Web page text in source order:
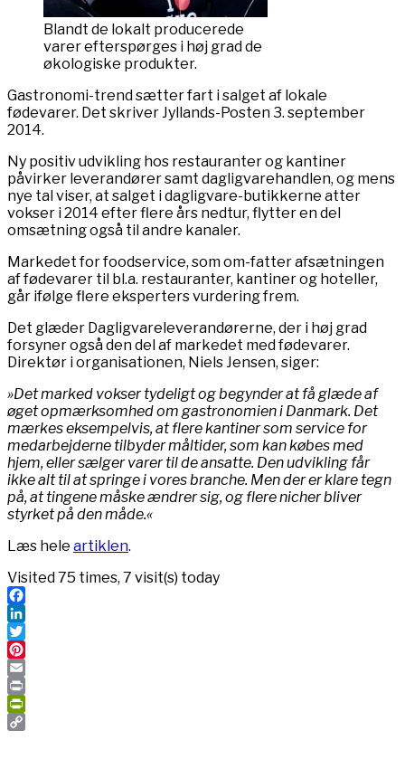
Blandt de lokalt producerede
varer efterspørges i høj grad de
økologiske produkter.
Gastronomi-trend sætter fart i salget af lokale
fødevarer. Det skriver Jyllands-Posten 3. september
2014.
Ny positiv udvikling hos restauranter og kantiner
påvirker leverandører samt dagligvarehandlen, og mens
nye tal viser, at salget i dagligvare-butikkerne atter
vokser i 2014 efter flere års nedtur, flytter en del
omsætning også til andre kanaler.
Markedet for foodservice, som om-fatter afsætningen
af fødevarer til bl.a. restauranter, kantiner og hoteller,
går ifølge flere eksperters vurdering frem.
Det glæder Dagligvareleverandørerne, der i høj grad
forsyner også den del af markedet med fødevarer.
Direktør i organisationen, Niels Jensen, siger:
»Det marked vokser tydeligt og begynder at få glæde af
øget opmærksomhed om gastronomien i Danmark. Det
mærkes eksempelvis, at flere kantiner som service for
medarbejderne tilbyder måltider, som kan købes med
hjem, eller sælger varer til de ansatte. Den udvikling får
ikke alt til at springe i vores branche. Men der er klare tegn
på, at tingene måske ændrer sig, og flere nicher bliver
styrket på den måde.«
Læs hele artiklen.
Visited 75 times, 7 visit(s) today
Facebook
LinkedIn
Twitter
Pinterest
Email
Print
PrintFriendly